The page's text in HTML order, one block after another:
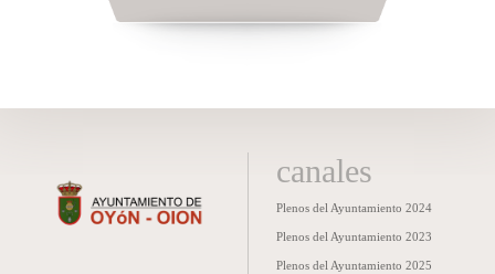
canales
Plenos del Ayuntamiento 2024
Plenos del Ayuntamiento 2023
Plenos del Ayuntamiento 2025